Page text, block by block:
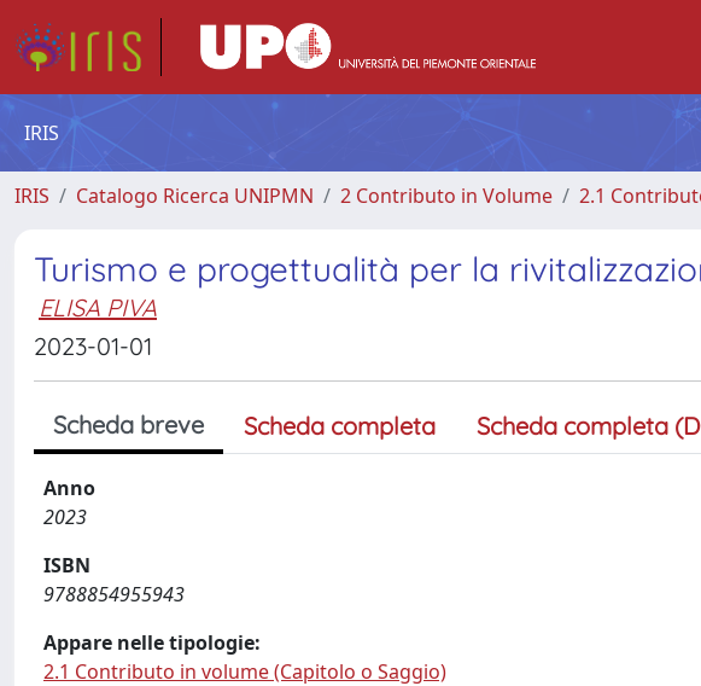
IRIS
IRIS Catalogo Ricerca UNIPMN 2 Contributo in Volume 2.1
Turismo e progettualità per la
ELISA PIVA
2023-01-01
Scheda breve Scheda completa Scheda completa
Anno
2023
ISBN
9788854955943
Appare nelle tipologie:
2.1 Contributo in volume (Capitolo o Saggio)